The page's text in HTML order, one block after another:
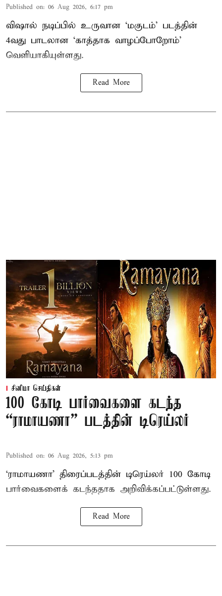
Published on: 06 Aug 2026, 6:17 pm
விஷால் நடிப்பில் உருவான ‘மகுடம்’ படத்தின்
4வது பாடலான ‘காத்தாக வாழப்போறோம்’
வெளியாகியுள்ளது.
Read More
சினிமா செய்திகள்
100 கோடி பார்வைகளை கடந்த
“ராமாயணா” படத்தின் டிரெய்லர்
Published on: 06 Aug 2026, 5:13 pm
‘ராமாயணா’ திரைப்படத்தின் டிரெய்லர் 100 கோடி
பார்வைகளைக் கடந்ததாக அறிவிக்கப்பட்டுள்ளது.
Read More